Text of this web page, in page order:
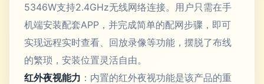
5346W支持2.4GHz无线网络连接。用户只需在手
机端安装配套APP，并完成简单的配网步骤，即可
实现远程实时查看、回放录像等功能，摆脱了布线
的繁琐，安装位置灵活自由。
红外夜视能力 ：内置的红外夜视功能是该产品的重